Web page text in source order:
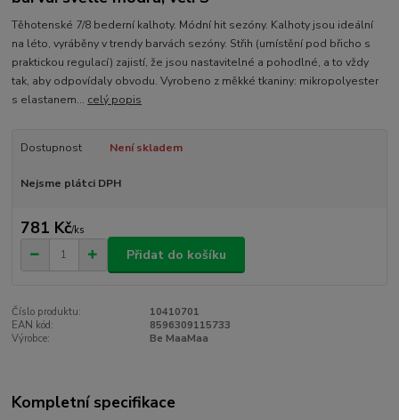
Těhotenské 7/8 bederní kalhoty. Módní hit sezóny. Kalhoty jsou ideální
na léto, vyráběny v trendy barvách sezóny. Střih (umístění pod břicho s
praktickou regulací) zajistí, že jsou nastavitelné a pohodlné, a to vždy
tak, aby odpovídaly obvodu. Vyrobeno z měkké tkaniny: mikropolyester
s elastanem... celý popis
Dostupnost Není skladem
Nejsme plátci DPH
781 Kč/ks
Přidat do košíku
Číslo produktu:
10410701
EAN kód:
8596309115733
Výrobce:
Be MaaMaa
Kompletní specifikace